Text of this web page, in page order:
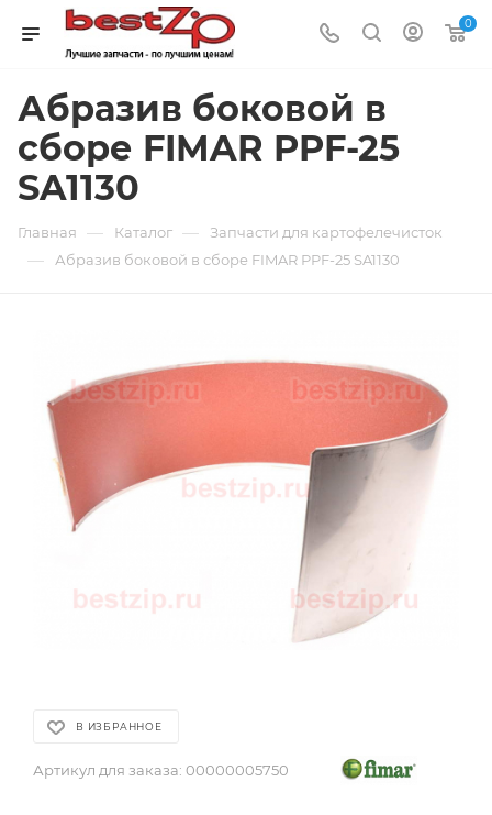
0
Абразив боковой в
сборе FIMAR PPF-25
SA1130
Главная — Каталог — Запчасти для картофелечисток
— Абразив боковой в сборе FIMAR PPF-25 SA1130
В ИЗБРАННОЕ
Артикул для заказа: 00000005750